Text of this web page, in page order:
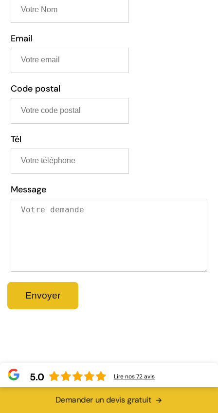
Email
Code postal
Tél
Message
Demander un devis gratuit
5.0 Lire nos72avis